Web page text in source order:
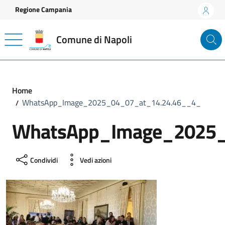
Vai ai contenuti
Vai al footer
Regione Campania
Comune di Napoli
Home
WhatsApp_Image_2025_04_07_at_14.24.46__4_
Condividi Vedi azioni